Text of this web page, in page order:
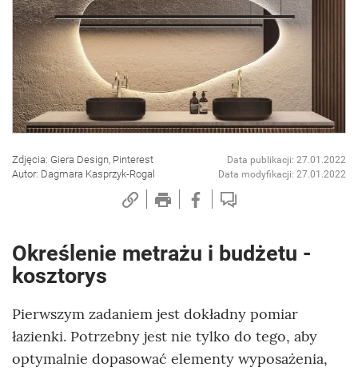
Zdjęcia: Giera Design, Pinterest
Autor: Dagmara Kasprzyk-Rogal
Data publikacji: 27.01.2022
Data modyfikacji: 27.01.2022
Określenie metrażu i budżetu -
kosztorys
Pierwszym zadaniem jest dokładny pomiar
łazienki. Potrzebny jest nie tylko do tego, aby
optymalnie dopasować elementy wyposażenia,